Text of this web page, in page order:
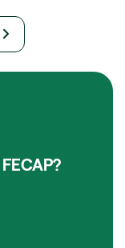
FECAP?